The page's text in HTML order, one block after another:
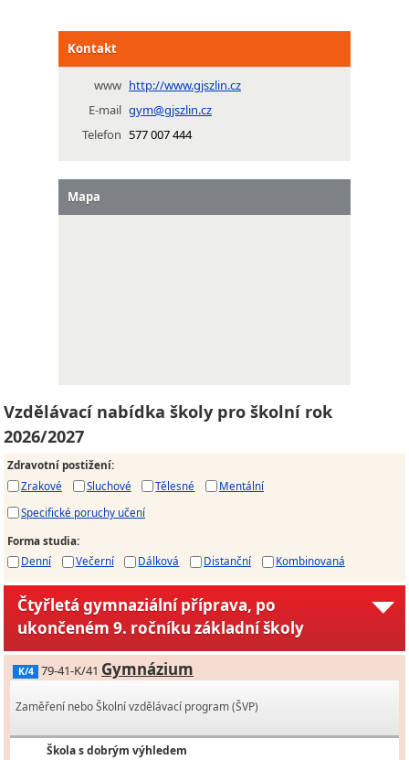
Kontakt
www http://www.gjszlin.cz
E-mail gym@gjszlin.cz
Telefon 577 007 444
Mapa
Vzdělávací nabídka školy pro školní rok
2026/2027
Zdravotní postižení:
Zrakové
Sluchové Tělesné
Mentální
Specifické poruchy učení
Forma studia:
Denní
Večerní Dálková Distanční Kombinovaná
Čtyřletá gymnaziální příprava, po
ukončeném 9. ročníku základní školy
K/4 79-41-K/41 Gymnázium
Zaměření nebo Školní vzdělávací program (ŠVP)
Škola s dobrým výhledem